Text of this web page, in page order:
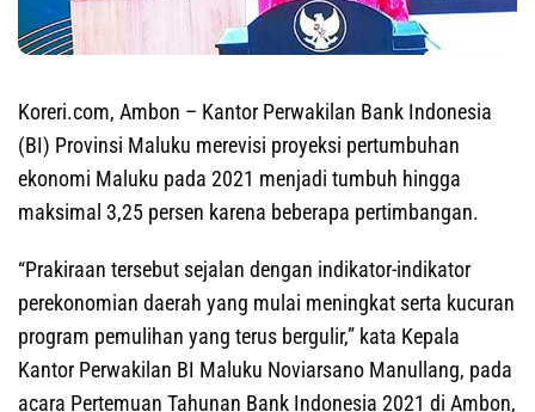
Koreri.com, Ambon – Kantor Perwakilan Bank Indonesia
(BI) Provinsi Maluku merevisi proyeksi pertumbuhan
ekonomi Maluku pada 2021 menjadi tumbuh hingga
maksimal 3,25 persen karena beberapa pertimbangan.
“Prakiraan tersebut sejalan dengan indikator-indikator
perekonomian daerah yang mulai meningkat serta kucuran
program pemulihan yang terus bergulir,” kata Kepala
Kantor Perwakilan BI Maluku Noviarsano Manullang, pada
acara Pertemuan Tahunan Bank Indonesia 2021 di Ambon,